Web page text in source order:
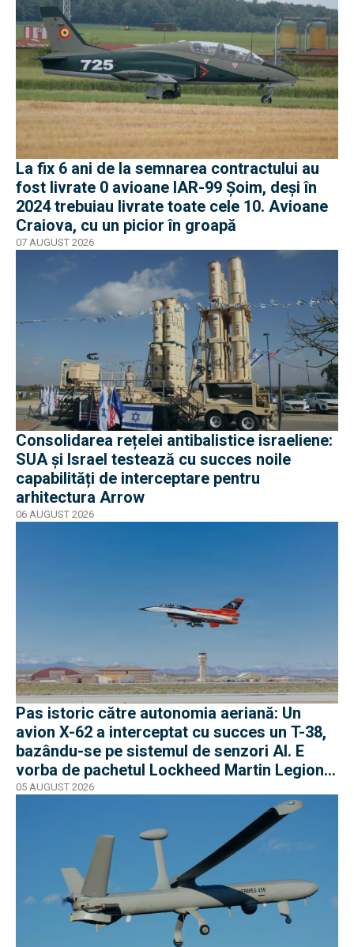
La fix 6 ani de la semnarea contractului au
fost livrate 0 avioane IAR-99 Șoim, deși în
2024 trebuiau livrate toate cele 10. Avioane
Craiova, cu un picior în groapă
07 AUGUST 2026
Consolidarea rețelei antibalistice israeliene:
SUA și Israel testează cu succes noile
capabilități de interceptare pentru
arhitectura Arrow
06 AUGUST 2026
Pas istoric către autonomia aeriană: Un
avion X-62 a interceptat cu succes un T-38,
bazându-se pe sistemul de senzori AI. E
vorba de pachetul Lockheed Martin Legion
Pod
05 AUGUST 2026